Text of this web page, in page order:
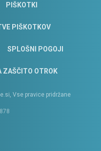
PIŠKOTKI
PIŠKOTKOV
SPLOŠNI POGOJI
ZAŠČITO OTROK
Vse pravice pridržane